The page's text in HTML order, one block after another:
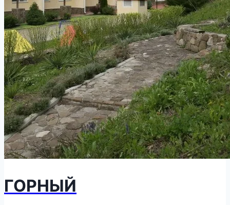
ГОРНЫЙ